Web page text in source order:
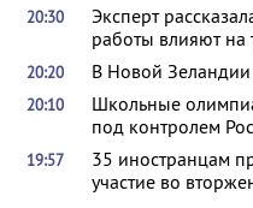
20:30
Эксперт
работы влияют на
20:20 В Новой Зеландии
20:10
Школьные
под контролем
19:57
35 иностранцам
участие во